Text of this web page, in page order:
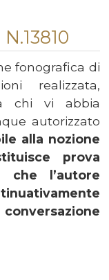
fonografica di
realizzata,
chi vi abbia
autorizzato
alla nozione
prova
che l’autore